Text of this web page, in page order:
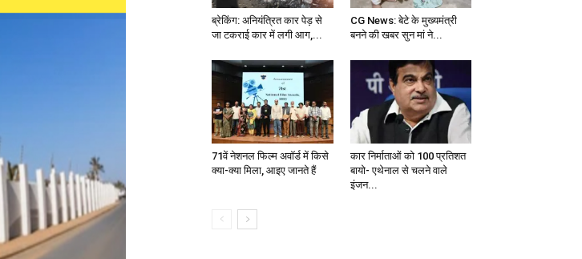
ब्रेकिंग: अनियंत्रित कार पेड़ से
जा टकराई कार में लगी आग,...
CG News: बेटे के मुख्यमंत्री
बनने की खबर सुन मां ने...
71वें नेशनल फिल्म अवॉर्ड में किसे
क्या-क्या मिला, आइए जानते हैं
कार निर्माताओं को 100 प्रतिशत
बायो- एथेनाल से चलने वाले
इंजन...